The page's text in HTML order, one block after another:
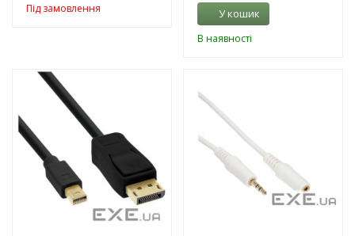
Під замовлення У кошик
В наявності